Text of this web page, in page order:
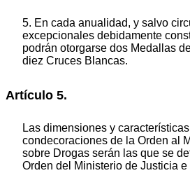
5. En cada anualidad, y salvo
excepcionales debidamente
podrán otorgarse dos Medallas
diez Cruces Blancas.
Artículo 5.
Las dimensiones y
condecoraciones de la Orden al
sobre Drogas serán las que se
Orden del Ministerio de Justicia e